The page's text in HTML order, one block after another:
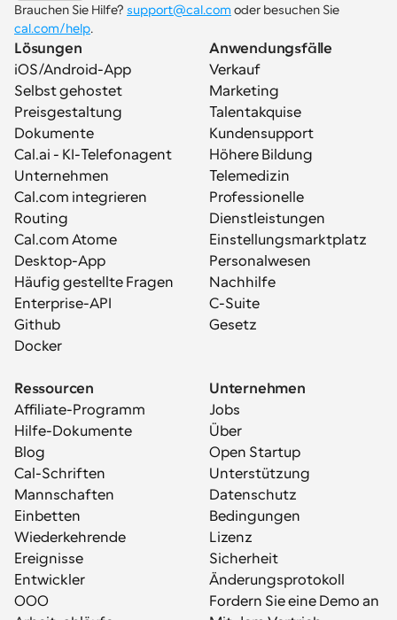
Brauchen Sie Hilfe? support@cal.com
cal.com/help.
Lösungen
iOS/Android-App
Selbst gehostet
Preisgestaltung
Dokumente
Cal.ai - KI-Telefonagent
Unternehmen
Cal.com integrieren
Routing
Cal.com Atome
Desktop-App
Häufig gestellte Fragen
Enterprise-API
Github
Docker
Anwendungsfälle
Verkauf
Marketing
Talentakquise
Kundensupport
Höhere Bildung
Telemedizin
Professionelle
Dienstleistungen
Einstellungsmarktplatz
Personalwesen
Nachhilfe
C-Suite
Gesetz
Ressourcen
Affiliate-Programm
Hilfe-Dokumente
Blog
Cal-Schriften
Mannschaften
Einbetten
Wiederkehrende
Ereignisse
Entwickler
OOO
Unternehmen
Jobs
Über
Open Startup
Unterstützung
Datenschutz
Bedingungen
Lizenz
Sicherheit
Änderungsprotokoll
Fordern Sie eine Demo an